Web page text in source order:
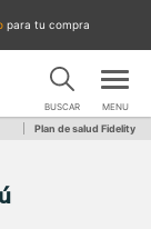
para tu compra
BUSCAR MENU
Plan de salud Fidelity